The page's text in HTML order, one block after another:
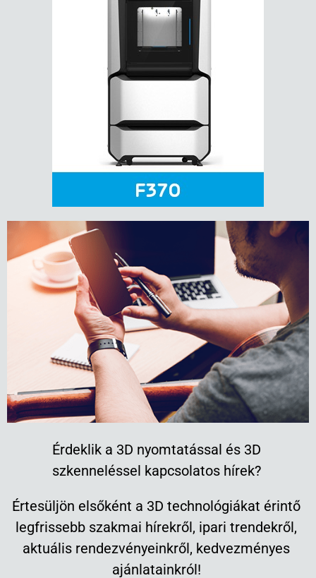
Érdeklik a 3D nyomtatással és 3D
szkenneléssel kapcsolatos hírek?
Értesüljön elsőként a 3D technológiákat érintő
legfrissebb szakmai hírekről, ipari trendekről,
aktuális rendezvényeinkről, kedvezményes
ajánlatainkról!